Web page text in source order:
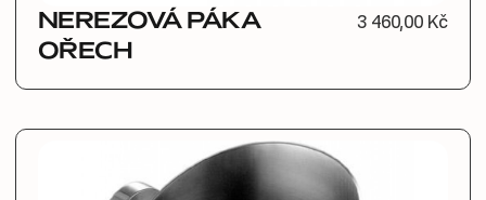
NEREZOVÁ PÁKA
OŘECH
3 460,00 Kč